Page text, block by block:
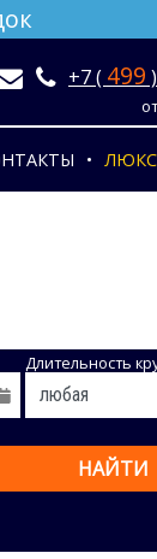
+7 ( 499
Длительность
НАЙТИ